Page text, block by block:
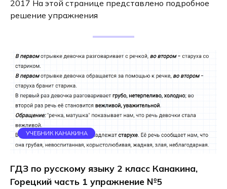
2017 На этой странице представлено подробное
решение упражнения
УЧЕБНИК КАНАКИНА
ГДЗ по русскому языку 2 класс Канакина,
Горецкий часть 1 упражнение №5